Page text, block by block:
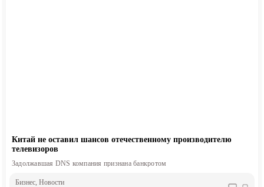
Китай не оставил шансов отечественному производителю
телевизоров
Задолжавшая DNS компания признана банкротом
Бизнес , Новости